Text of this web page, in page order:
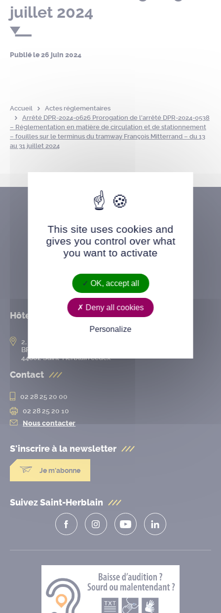
juillet 2024
Publié le26 juin 2024
Accueil
Actes réglementaires
Arrêté DPR-2024-0626 Prorogation de l’arrêté DPR-2024-0538
– Réglementation en matière de circulation et de stationnement
– fouilles sur le terminus du tramway François Mitterrand – du 13
au 31 juillet 2024
Hôtel de ville
2, rue de l’Hôtel-de-Ville
BP 50167
44802 Saint-Herblain cedex
Contact
02 28 25 20 00
02 28 25 20 10
Nous contacter
S'inscrire à la newsletter
Je m'abonne
Suivez Saint-Herblain
This site uses cookies and
gives you control over what
you want to activate
OK, accept all
Deny all cookies
Personalize